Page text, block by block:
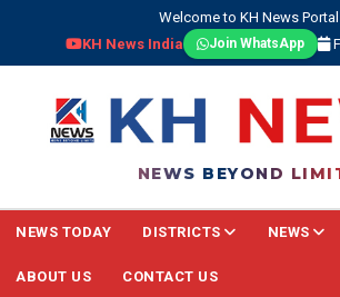
Welcome to KH News Portal
KH News India
Join WhatsApp
NEWS BEYOND
NEWS TODAY DISTRICTS NEWS
ABOUT US CONTACT US